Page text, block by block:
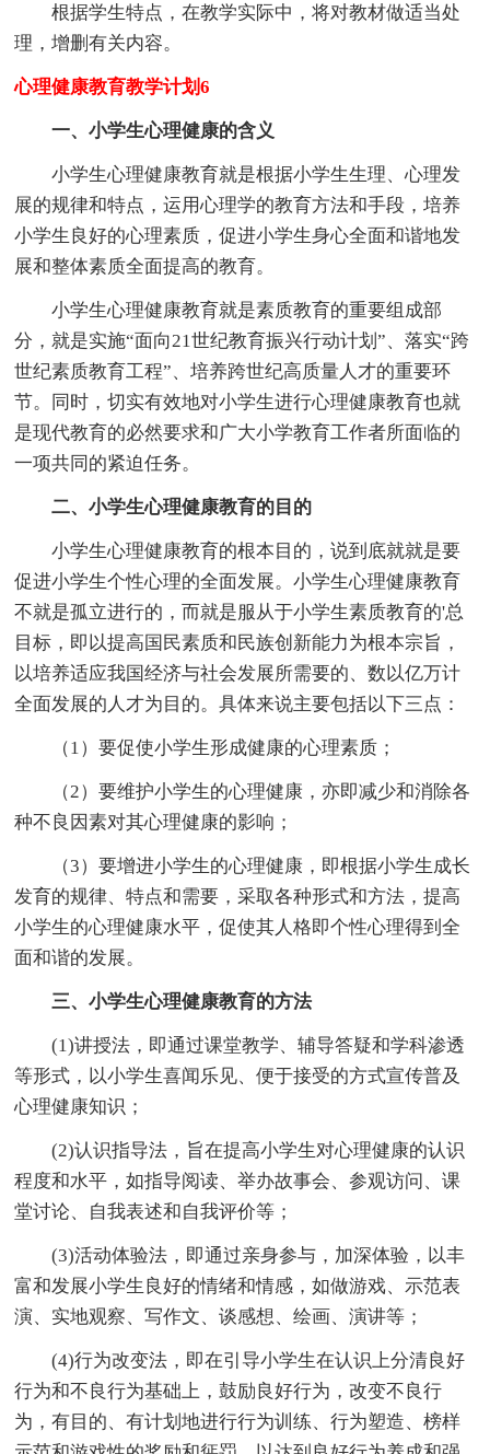
根据学生特点，在教学实际中，将对教材做适当处
理，增删有关内容。
心理健康教育教学计划6
一、小学生心理健康的含义
小学生心理健康教育就是根据小学生生理、心理发
展的规律和特点，运用心理学的教育方法和手段，培养
小学生良好的心理素质，促进小学生身心全面和谐地发
展和整体素质全面提高的教育。
小学生心理健康教育就是素质教育的重要组成部
分，就是实施“面向21世纪教育振兴行动计划”、落实“跨
世纪素质教育工程”、培养跨世纪高质量人才的重要环
节。同时，切实有效地对小学生进行心理健康教育也就
是现代教育的必然要求和广大小学教育工作者所面临的
一项共同的紧迫任务。
二、小学生心理健康教育的目的
小学生心理健康教育的根本目的，说到底就就是要
促进小学生个性心理的全面发展。小学生心理健康教育
不就是孤立进行的，而就是服从于小学生素质教育的'总
目标，即以提高国民素质和民族创新能力为根本宗旨，
以培养适应我国经济与社会发展所需要的、数以亿万计
全面发展的人才为目的。具体来说主要包括以下三点：
（1）要促使小学生形成健康的心理素质；
（2）要维护小学生的心理健康，亦即减少和消除各
种不良因素对其心理健康的影响；
（3）要增进小学生的心理健康，即根据小学生成长
发育的规律、特点和需要，采取各种形式和方法，提高
小学生的心理健康水平，促使其人格即个性心理得到全
面和谐的发展。
三、小学生心理健康教育的方法
(1)讲授法，即通过课堂教学、辅导答疑和学科渗透
等形式，以小学生喜闻乐见、便于接受的方式宣传普及
心理健康知识；
(2)认识指导法，旨在提高小学生对心理健康的认识
程度和水平，如指导阅读、举办故事会、参观访问、课
堂讨论、自我表述和自我评价等；
(3)活动体验法，即通过亲身参与，加深体验，以丰
富和发展小学生良好的情绪和情感，如做游戏、示范表
演、实地观察、写作文、谈感想、绘画、演讲等；
(4)行为改变法，即在引导小学生在认识上分清良好
行为和不良行为基础上，鼓励良好行为，改变不良行
为，有目的、有计划地进行行为训练、行为塑造、榜样